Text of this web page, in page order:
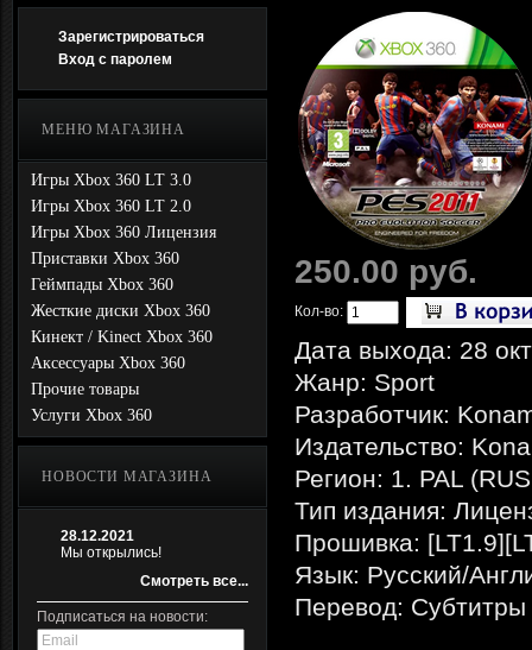
Зарегистрироваться
Вход с паролем
МЕНЮ МАГАЗИНА
Игры Xbox 360 LT 3.0
Игры Xbox 360 LT 2.0
Игры Xbox 360 Лицензия
Приставки Xbox 360
Геймпады Xbox 360
Жесткие диски Xbox 360
Кинект / Kinect Xbox 360
Аксессуары Xbox 360
Прочие товары
Услуги Xbox 360
НОВОСТИ МАГАЗИНА
28.12.2021
Мы открылись!
Смотреть все...
Подписаться на новости:
250.00 руб.
Кол-во:
Дата выхода: 28
Жанр: Sport
Разработчик:
Издательство:
Регион: 1. PAL
Тип издания:
Прошивка:
Язык: Русский/
Перевод: Субтитры